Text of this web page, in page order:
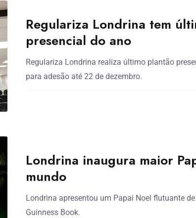
Regulariza Londrina tem
presencial do ano
Regulariza Londrina realiza último plantão
para adesão até 22 de dezembro.
Londrina inaugura maior
mundo
Londrina apresentou um Papai Noel flutuante
Guinness Book.